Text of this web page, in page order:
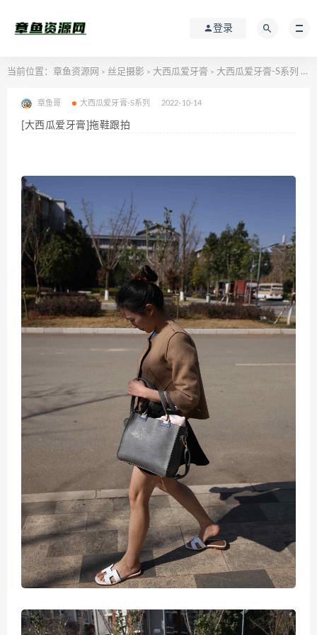
登录
当前位置： 章鱼资源网 > 丝足摄影 > 大西瓜爱牙膏 > 大西瓜爱牙膏-S系列 >[
章鱼哥 大西瓜爱牙膏-S系列 2022-10-14
[大西瓜爱牙膏]拖鞋跟拍